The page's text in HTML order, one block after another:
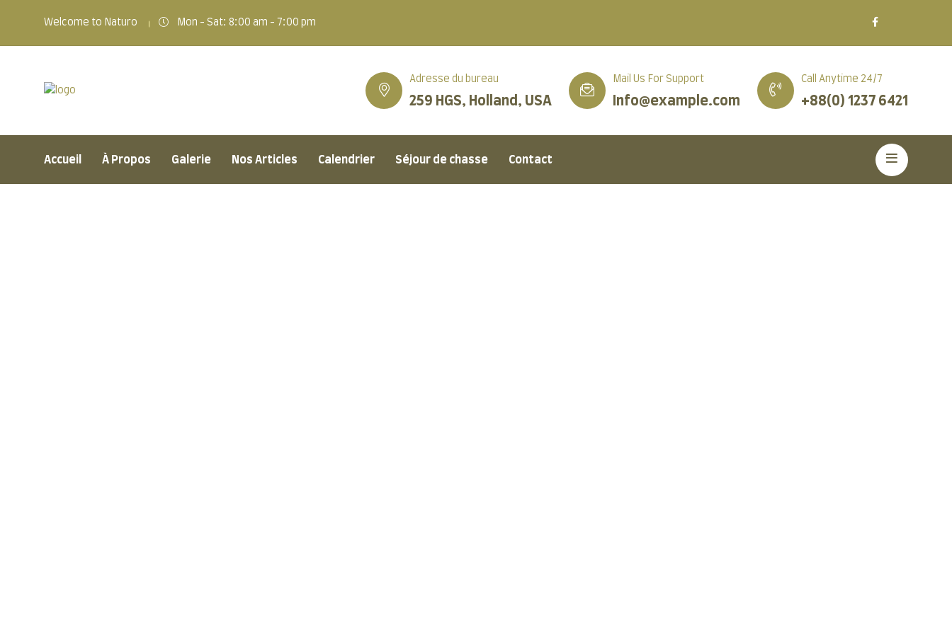
Welcome to Naturo Mon - Sat: 8:00 am - 7:00 pm
Adresse du bureau
259 HGS, Holland, USA
Mail Us For Support
Info@example.com
Call Anytime 24/7
+88(0) 1237 6421
Accueil À Propos Galerie Nos Articles Calendrier Séjour de chasse Contact